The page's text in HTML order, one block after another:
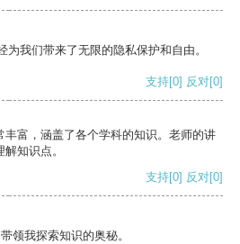
我们带来了无限的隐私保护和自由。
支持[0] 反对[0]
富，涵盖了各个学科的知识。老师的讲
知识点。
支持[0] 反对[0]
领我探索知识的奥秘。